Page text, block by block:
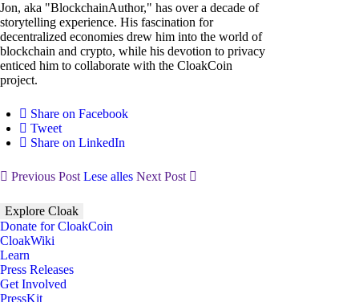
Jon, aka "BlockchainAuthor," has over a decade of
storytelling experience. His fascination for
decentralized economies drew him into the world of
blockchain and crypto, while his devotion to privacy
enticed him to collaborate with the CloakCoin
project.
Share on Facebook
Tweet
Share on LinkedIn
Previous Post Lese alles Next Post
Explore Cloak
Donate for CloakCoin
CloakWiki
Learn
Press Releases
Get Involved
PressKit